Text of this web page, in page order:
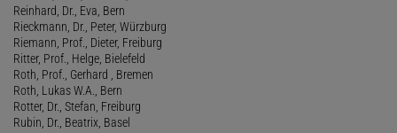
Reinhard, Dr., Eva, Bern
Rieckmann, Dr., Peter, Würzburg
Riemann, Prof., Dieter, Freiburg
Ritter, Prof., Helge, Bielefeld
Roth, Prof., Gerhard , Bremen
Roth, Lukas W.A., Bern
Rotter, Dr., Stefan, Freiburg
Rubin, Dr., Beatrix, Basel